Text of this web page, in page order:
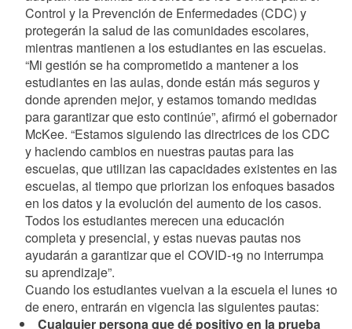
Control y la Prevención de Enfermedades (CDC) y
protegerán la salud de las comunidades escolares,
mientras mantienen a los estudiantes en las escuelas.
“Mi gestión se ha comprometido a mantener a los
estudiantes en las aulas, donde están más seguros y
donde aprenden mejor, y estamos tomando medidas
para garantizar que esto continúe”, afirmó el gobernador
McKee. “Estamos siguiendo las directrices de los CDC
y haciendo cambios en nuestras pautas para las
escuelas, que utilizan las capacidades existentes en las
escuelas, al tiempo que priorizan los enfoques basados
en los datos y la evolución del aumento de los casos.
Todos los estudiantes merecen una educación
completa y presencial, y estas nuevas pautas nos
ayudarán a garantizar que el COVID-19 no interrumpa
su aprendizaje”.
Cuando los estudiantes vuelvan a la escuela el lunes 10
de enero, entrarán en vigencia las siguientes pautas:
Cualquier persona que dé positivo en la prueba